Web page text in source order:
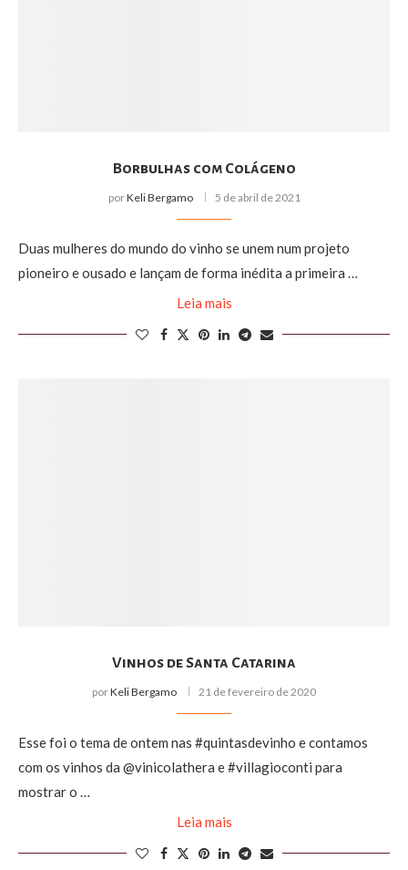
Borbulhas com Colágeno
porKeli Bergamo 5 de abril de 2021
Duas mulheres do mundo do vinho se unem num projeto
pioneiro e ousado e lançam de forma inédita a primeira …
Leia mais
Vinhos de Santa Catarina
porKeli Bergamo 21 de fevereiro de 2020
Esse foi o tema de ontem nas #quintasdevinho e contamos
com os vinhos da @vinicolathera e #villagioconti para
mostrar o …
Leia mais